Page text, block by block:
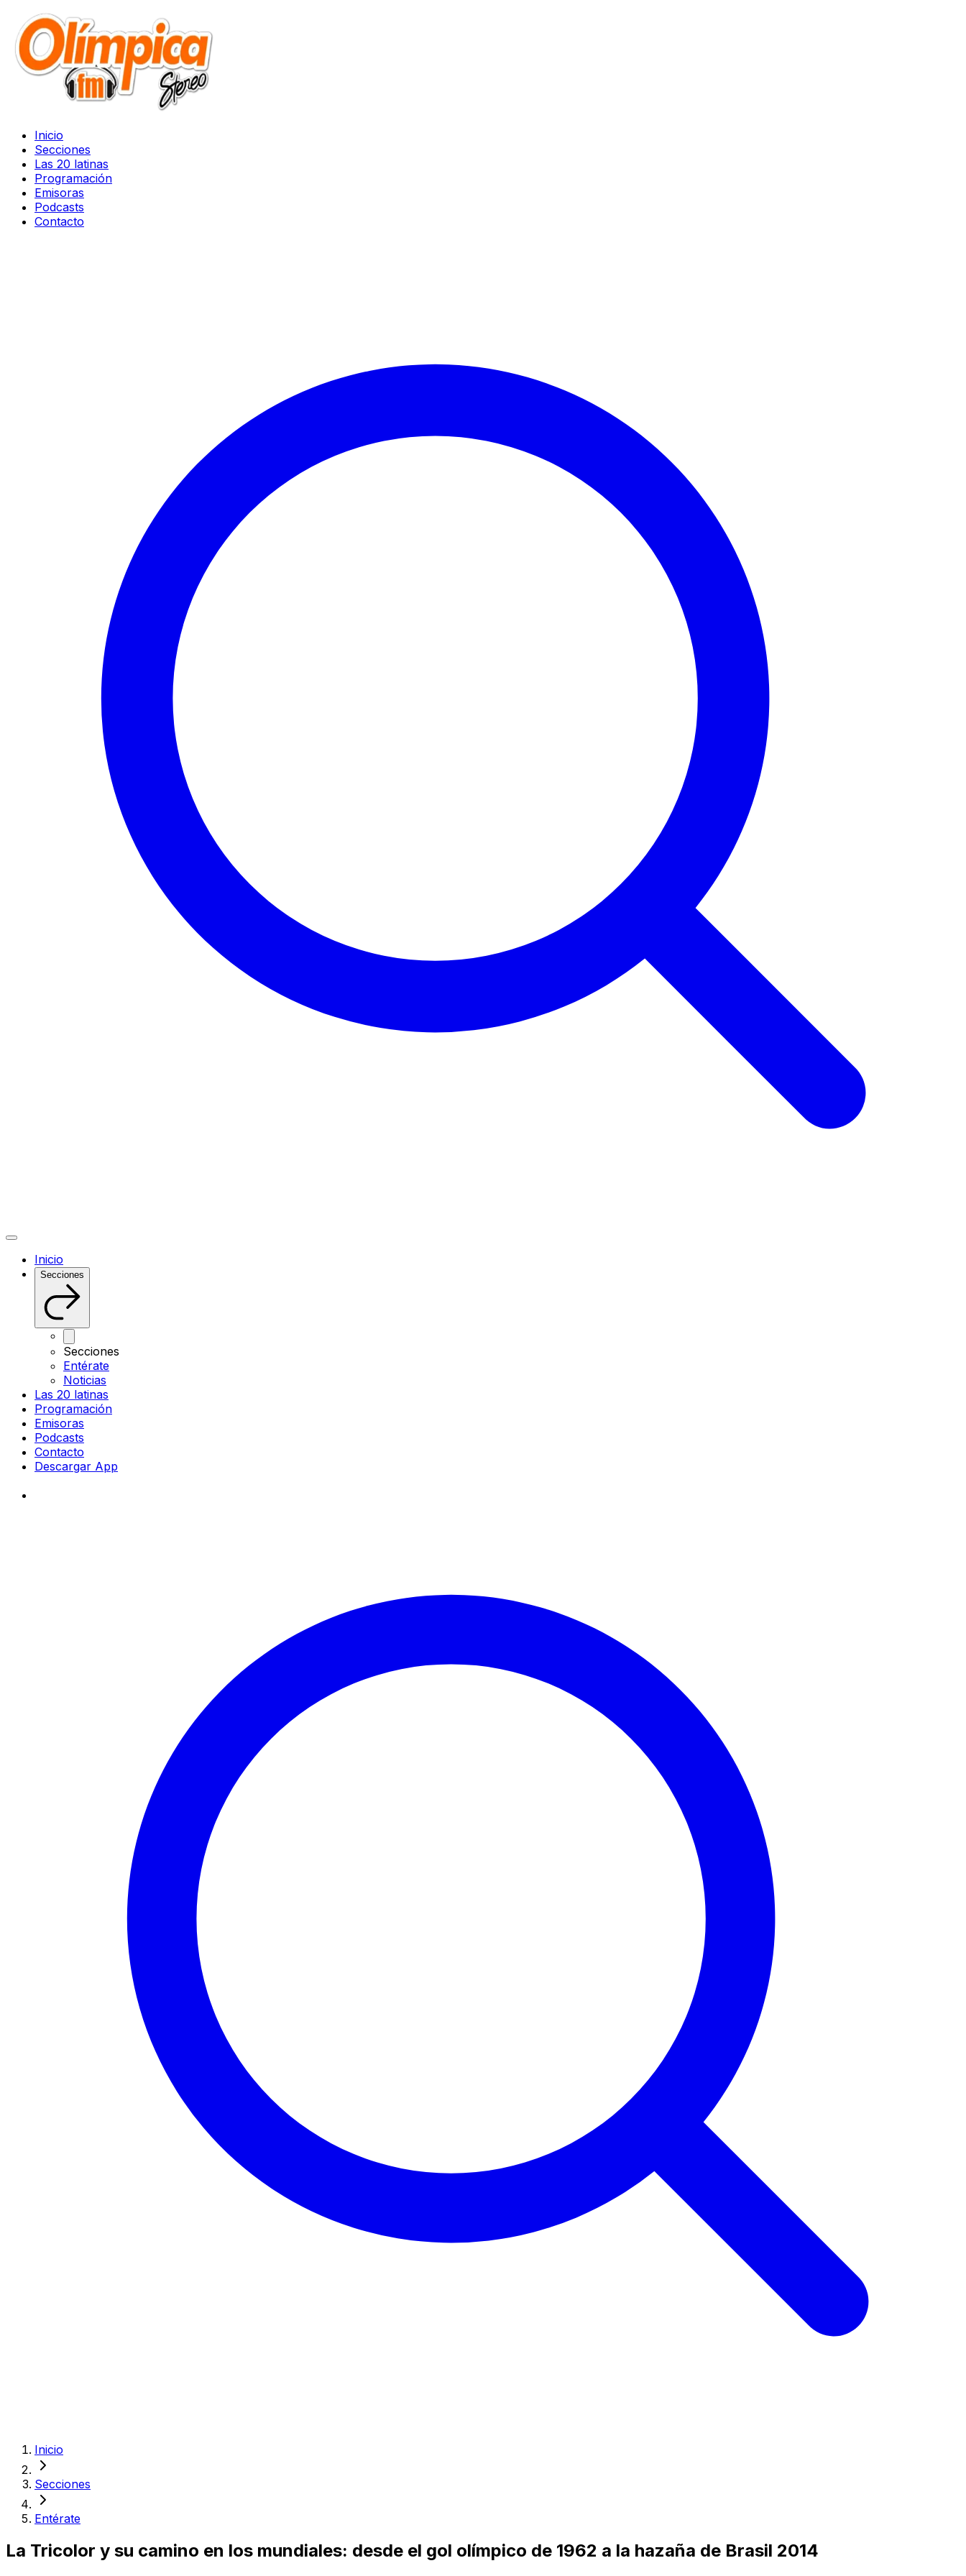
Inicio
Secciones
Las 20 latinas
Programación
Emisoras
Podcasts
Contacto
Inicio
Secciones
Secciones
Entérate
Noticias
Las 20 latinas
Programación
Emisoras
Podcasts
Contacto
Descargar App
Inicio
Secciones
Entérate
La Tricolor y su camino en los mundiales: desde el gol olímpico de 1962 a la hazaña de Brasil 2014